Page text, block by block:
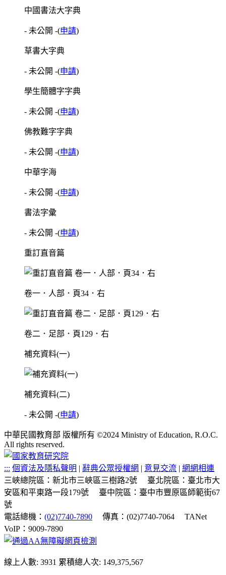
中國書法大字典
- 未公開 -(申請)
草書大字典
- 未公開 -(申請)
學生簡體字字典
- 未公開 -(申請)
佛教難字字典
- 未公開 -(申請)
中華字海
- 未公開 -(申請)
書法字彙
- 未公開 -(申請)
重訂直音篇
卷一．人部．頁34．右
卷二．足部．頁129．右
補充資料(一)
補充資料(二)
- 未公開 -(申請)
中華民國教育部 版權所有 ©2024 Ministry of Education, R.O.C.
All rights reserved.
::: 個資法及隱私聲明 | 辭典公眾授權網 | 意見交流 | 網網相連
三峽總院區：新北市三峽區三樹路2號
臺北院區：臺北市大
安區和平東路一段179號
臺中院區：臺中市豐原區師範街67
號
電話總機： (02)7740-7890 傳真：(02)7740-7064
TANet
VoIP：9009-7890
線上人數: 3931 累積總人次: 149,375,567